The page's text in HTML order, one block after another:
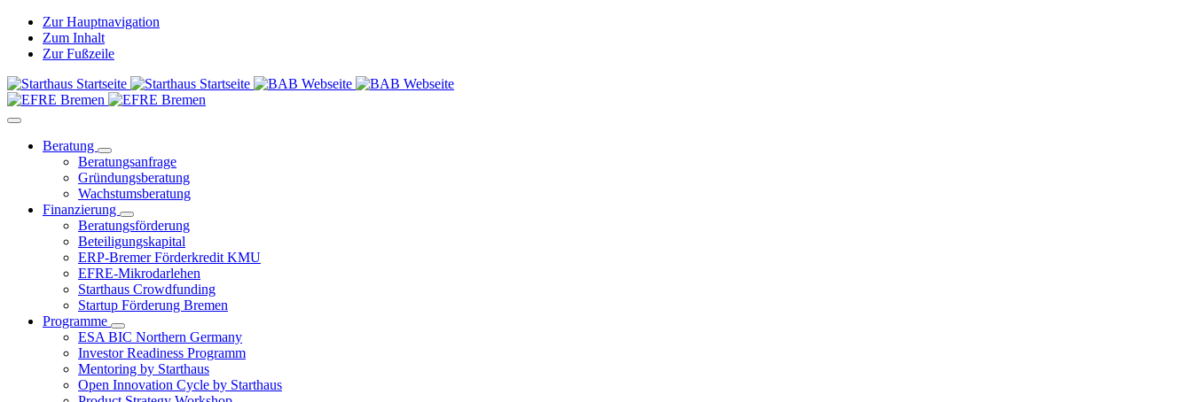
Zur Hauptnavigation
Zum Inhalt
Zur Fußzeile
Beratung
Beratungsanfrage
Gründungsberatung
Wachstumsberatung
Finanzierung
Beratungsförderung
Beteiligungskapital
ERP-Bremer Förderkredit KMU
EFRE-Mikrodarlehen
Starthaus Crowdfunding
Startup Förderung Bremen
Programme
ESA BIC Northern Germany
Investor Readiness Programm
Mentoring by Starthaus
Open Innovation Cycle by Starthaus